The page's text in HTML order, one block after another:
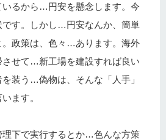
いるから…円安を懸念します。今
です。しかし…円安なんか、簡単
。政策は、色々…あります。海外
させて…新工場を建設すれば良い
装う…偽物は、そんな「人手」
ます。
理下で実行するとか…色んな方策